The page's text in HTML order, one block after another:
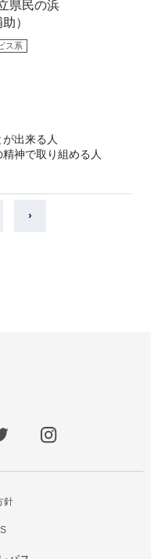
県民の浜
）
ス系
出来る人
神で取り組める人
›
針